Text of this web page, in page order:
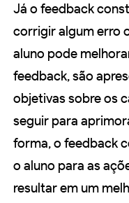
Já o feedback
corrigir algum erro
aluno pode
feedback, são
objetivas sobre os
seguir para
forma, o feedback
o aluno para as
resultar em um